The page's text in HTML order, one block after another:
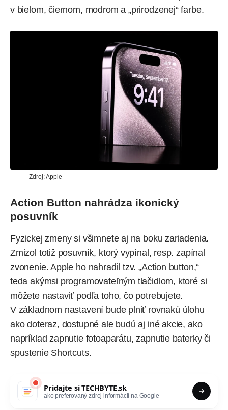
v bielom, čiernom, modrom a „prirodzenej“ farbe.
Zdroj: Apple
Action Button nahrádza ikonický
posuvník
Fyzickej zmeny si všimnete aj na boku zariadenia.
Zmizol totiž posuvník, ktorý vypínal, resp. zapínal
zvonenie. Apple ho nahradil tzv. „Action button,“
teda akýmsi programovateľným tlačidlom, ktoré si
môžete nastaviť podľa toho, čo potrebujete.
V základnom nastavení bude plniť rovnakú úlohu
ako doteraz, dostupné ale budú aj iné akcie, ako
napríklad zapnutie fotoaparátu, zapnutie baterky či
spustenie Shortcuts.
Pridajte siTECHBYTE.sk
ako preferovaný zdroj informácií na Google